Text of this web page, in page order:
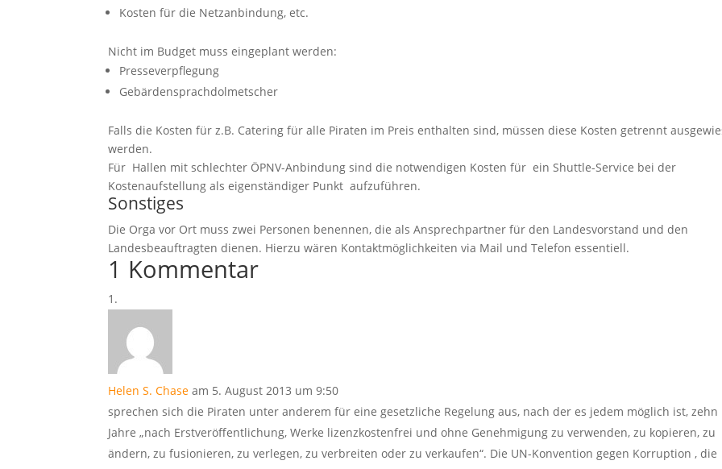
Kosten für die Netzanbindung, etc.
Nicht im Budget muss eingeplant werden:
Presseverpflegung
Gebärdensprachdolmetscher
Falls die Kosten für z.B. Catering für alle Piraten im Preis enthalten sind, müssen diese Kosten getrennt
werden.
Für Hallen mit schlechter ÖPNV-Anbindung sind die notwendigen Kosten für ein Shuttle-Service bei der
Kostenaufstellung als eigenständiger Punkt aufzuführen.
Sonstiges
Die Orga vor Ort muss zwei Personen benennen, die als Ansprechpartner für den Landesvorstand und den
Landesbeauftragten dienen. Hierzu wären Kontaktmöglichkeiten via Mail und Telefon essentiell.
1 Kommentar
Helen S. Chase am 5. August 2013 um 9:50
sprechen sich die Piraten unter anderem für eine gesetzliche Regelung aus, nach der es jedem möglich ist, zehn
Jahre „nach Erstveröffentlichung, Werke lizenzkostenfrei und ohne Genehmigung zu verwenden, zu kopieren, zu
ändern, zu fusionieren, zu verlegen, zu verbreiten oder zu verkaufen“. Die UN-Konvention gegen Korruption , die